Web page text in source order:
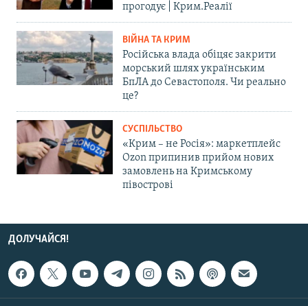
прогодує | Крим.Реалії
ВІЙНА ТА КРИМ
Російська влада обіцяє закрити
морський шлях українським
БпЛА до Севастополя. Чи реально
це?
СУСПІЛЬСТВО
«Крим – не Росія»: маркетплейс
Ozon припинив прийом нових
замовлень на Кримському
півострові
ДОЛУЧАЙСЯ!